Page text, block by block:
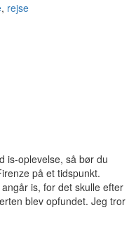
, rejse
is-oplevelse, så bør du
på et tidspunkt.
is, for det skulle efter
blev opfundet. Jeg tror